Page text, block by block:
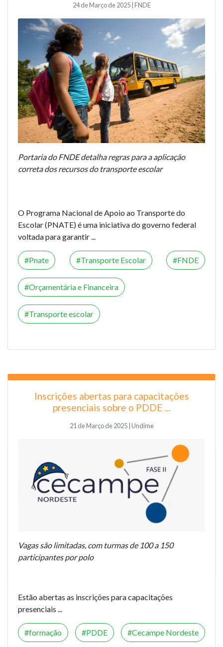
24 de Março de 2025 | FNDE
Portaria do FNDE detalha regras para a aplicação
correta dos recursos do transporte escolar
O Programa Nacional de Apoio ao Transporte do
Escolar (PNATE) é uma iniciativa do governo federal
voltada para garantir ...
Pnate Transporte Escolar FNDE
Orçamentária e Financeira
Transporte escolar
Inscrições abertas para capacitações
presenciais sobre o PDDE ...
21 de Março de 2025 | Undime
Vagas são limitadas, com turmas de 100 a 150
participantes por polo
Estão abertas as inscrições para capacitações
presenciais ...
formação PDDE Cecampe Nordeste